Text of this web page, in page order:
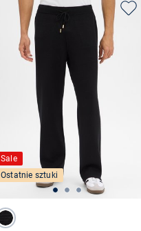
Sale
Ostatnie sztuki